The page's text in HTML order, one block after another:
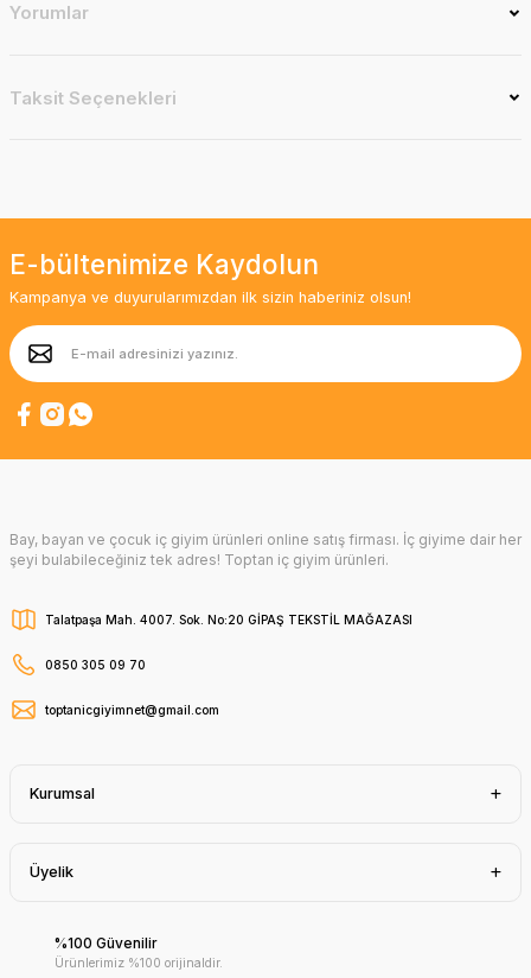
Yorumlar
Taksit Seçenekleri
E-bültenimize Kaydolun
Kampanya ve duyurularımızdan ilk sizin haberiniz olsun!
Bay, bayan ve çocuk iç giyim ürünleri online satış firması. İç giyime dair her
şeyi bulabileceğiniz tek adres! Toptan iç giyim ürünleri.
Talatpaşa Mah. 4007. Sok. No:20 GİPAŞ TEKSTİL MAĞAZASI
0850 305 09 70
toptanicgiyimnet@gmail.com
Kurumsal
Üyelik
%100 Güvenilir
Ürünlerimiz %100 orijinaldir.